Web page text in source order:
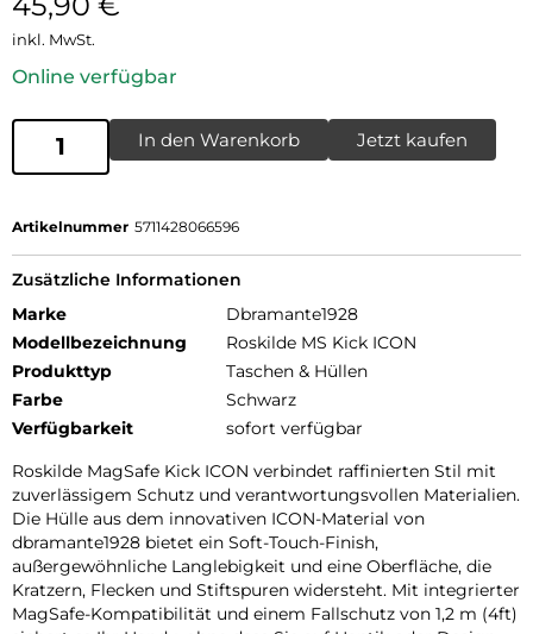
inkl. MwSt.
Online verfügbar
In den Warenkorb Jetzt kaufen
Artikelnummer 5711428066596
Zusätzliche Informationen
Marke
Dbramante1928
Modellbezeichnung
Roskilde MS Kick ICON
Produkttyp
Taschen & Hüllen
Farbe
Schwarz
Verfügbarkeit
sofort verfügbar
Roskilde MagSafe Kick ICON verbindet raffinierten Stil mit
zuverlässigem Schutz und verantwortungsvollen Materialien.
Die Hülle aus dem innovativen ICON-Material von
dbramante1928 bietet ein Soft-Touch-Finish,
außergewöhnliche Langlebigkeit und eine Oberfläche, die
Kratzern, Flecken und Stiftspuren widersteht. Mit integrierter
MagSafe-Kompatibilität und einem Fallschutz von 1,2 m (4ft)